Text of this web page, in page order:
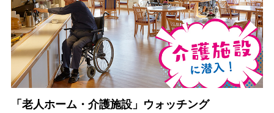
「老人ホーム・介護施設」ウォッチング